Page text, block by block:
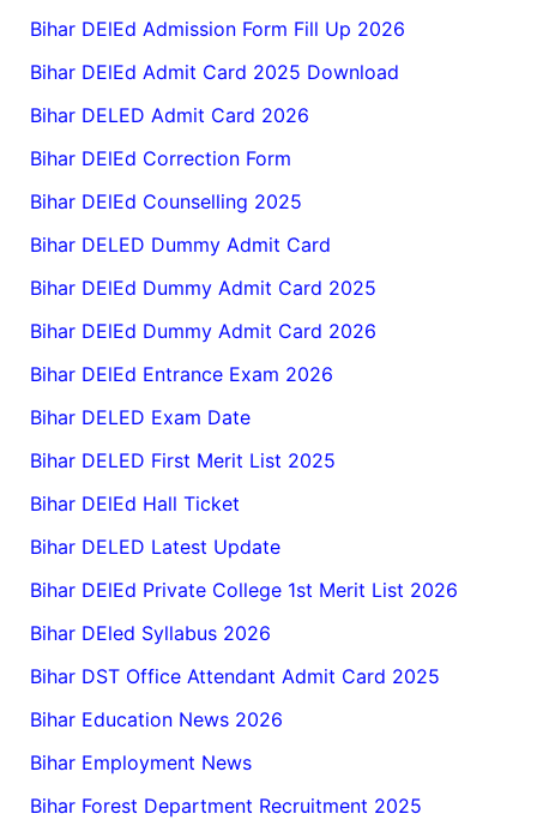
Bihar DElEd Admission Form Fill Up 2026
Bihar DElEd Admit Card 2025 Download
Bihar DELED Admit Card 2026
Bihar DElEd Correction Form
Bihar DElEd Counselling 2025
Bihar DELED Dummy Admit Card
Bihar DElEd Dummy Admit Card 2025
Bihar DElEd Dummy Admit Card 2026
Bihar DElEd Entrance Exam 2026
Bihar DELED Exam Date
Bihar DELED First Merit List 2025
Bihar DElEd Hall Ticket
Bihar DELED Latest Update
Bihar DElEd Private College 1st Merit List 2026
Bihar DEled Syllabus 2026
Bihar DST Office Attendant Admit Card 2025
Bihar Education News 2026
Bihar Employment News
Bihar Forest Department Recruitment 2025